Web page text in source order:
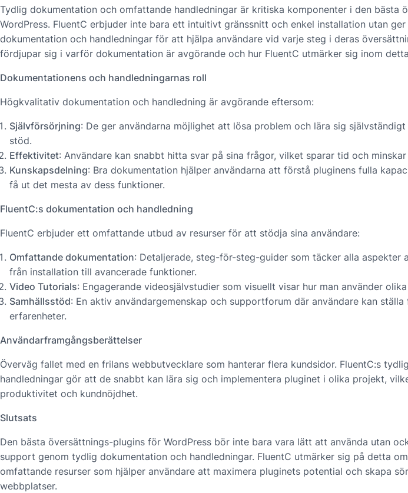
Tydlig dokumentation och omfattande handledningar är kritiska komponenter i den bästa
WordPress. FluentC erbjuder inte bara ett intuitivt gränssnitt och enkel installation utan
dokumentation och handledningar för att hjälpa användare vid varje steg i deras
fördjupar sig i varför dokumentation är avgörande och hur FluentC utmärker sig inom
Dokumentationens och handledningarnas roll
Högkvalitativ dokumentation och handledning är avgörande eftersom:
Självförsörjning: De ger användarna möjlighet att lösa problem och lära sig
stöd.
Effektivitet: Användare kan snabbt hitta svar på sina frågor, vilket sparar tid och
Kunskapsdelning: Bra dokumentation hjälper användarna att förstå pluginens fulla
få ut det mesta av dess funktioner.
FluentC:s dokumentation och handledning
FluentC erbjuder ett omfattande utbud av resurser för att stödja sina användare:
Omfattande dokumentation: Detaljerade, steg-för-steg-guider som täcker alla aspekter
från installation till avancerade funktioner.
Video Tutorials: Engagerande videosjälvstudier som visuellt visar hur man använder
Samhällsstöd: En aktiv användargemenskap och supportforum där användare kan
erfarenheter.
Användarframgångsberättelser
Överväg fallet med en frilans webbutvecklare som hanterar flera kundsidor. FluentC:s
handledningar gör att de snabbt kan lära sig och implementera pluginet i olika projekt,
produktivitet och kundnöjdhet.
Slutsats
Den bästa översättnings-plugins för WordPress bör inte bara vara lätt att använda utan
support genom tydlig dokumentation och handledningar. FluentC utmärker sig på detta
omfattande resurser som hjälper användare att maximera pluginets potential och skapa
webbplatser.